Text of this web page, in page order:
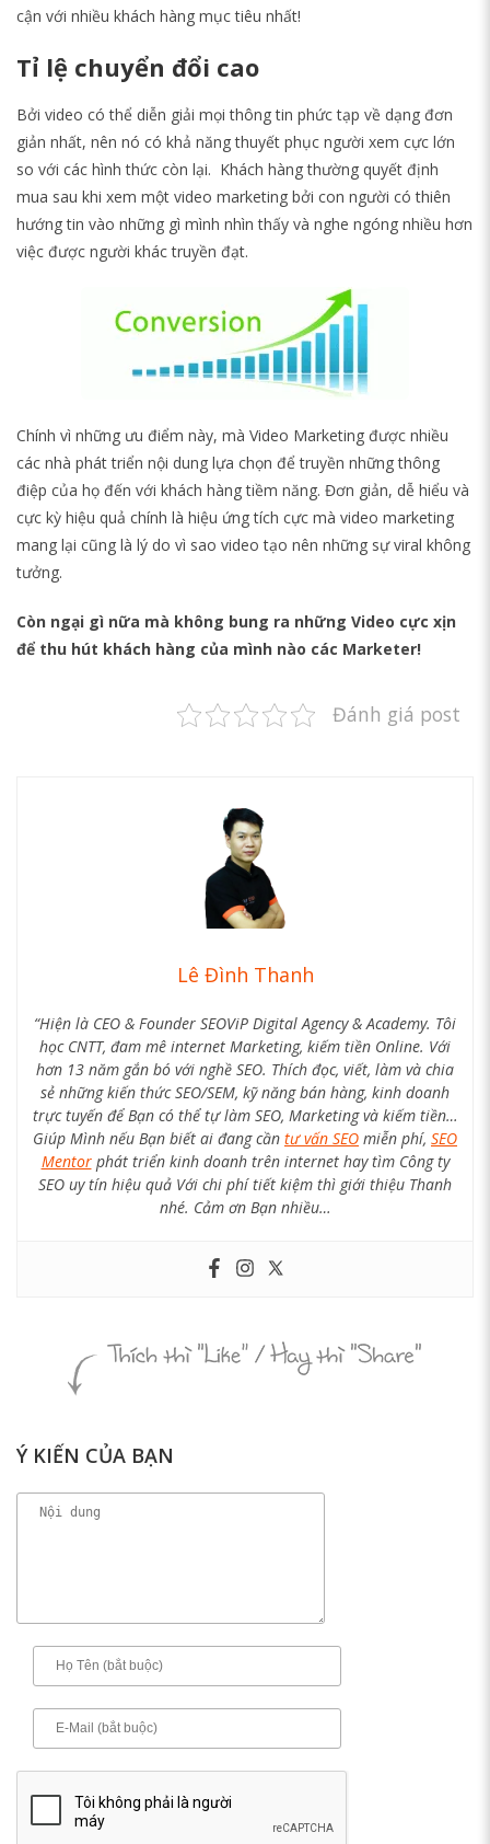
cận với nhiều khách hàng mục tiêu nhất!
Tỉ lệ chuyển đổi cao
Bởi video có thể diễn giải mọi thông tin phức tạp về dạng đơn
giản nhất, nên nó có khả năng thuyết phục người xem cực lớn
so với các hình thức còn lại. Khách hàng thường quyết định
mua sau khi xem một video marketing bởi con người có thiên
hướng tin vào những gì mình nhìn thấy và nghe ngóng nhiều hơn
việc được người khác truyền đạt.
Chính vì những ưu điểm này, mà Video Marketing được nhiều
các nhà phát triển nội dung lựa chọn để truyền những thông
điệp của họ đến với khách hàng tiềm năng. Đơn giản, dễ hiểu và
cực kỳ hiệu quả chính là hiệu ứng tích cực mà video marketing
mang lại cũng là lý do vì sao video tạo nên những sự viral không
tưởng.
Còn ngại gì nữa mà không bung ra những Video cực xịn
để thu hút khách hàng của mình nào các Marketer!
Đánh giá post
Lê Đình Thanh
“Hiện là CEO & Founder SEOViP Digital Agency & Academy. Tôi
học CNTT, đam mê internet Marketing, kiếm tiền Online. Với
hơn 13 năm gắn bó với nghề SEO. Thích đọc, viết, làm và chia
sẻ những kiến thức SEO/SEM, kỹ năng bán hàng, kinh doanh
trực tuyến để Bạn có thể tự làm SEO, Marketing và kiếm tiền…
Giúp Mình nếu Bạn biết ai đang cần tư vấn SEO miễn phí, SEO
Mentorphát triển kinh doanh trên internet hay tìm Công ty
SEO uy tín hiệu quả Với chi phí tiết kiệm thì giới thiệu Thanh
nhé. Cảm ơn Bạn nhiều…
Ý KIẾN CỦA BẠN